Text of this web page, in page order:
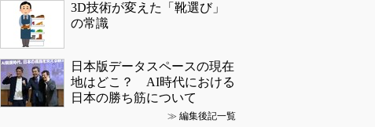
3D技術が変えた「靴選び」
の常識
日本版データスペースの現在
地はどこ？ AI時代における
日本の勝ち筋について
≫ 編集後記一覧